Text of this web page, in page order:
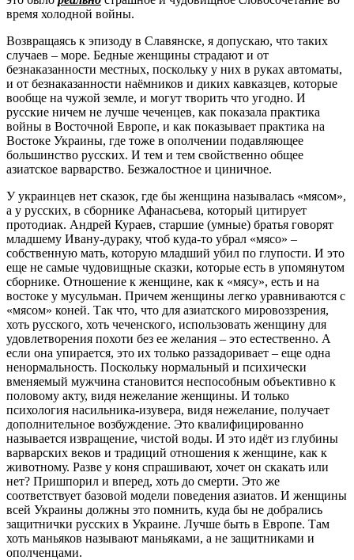
время холодной войны.
Возвращаясь к эпизоду в Славянске, я допускаю, что таких
случаев – море. Бедные женщины страдают и от
безнаказанности местных, поскольку у них в руках автоматы,
и от безнаказанности наёмников и диких кавказцев, которые
вообще на чужой земле, и могут творить что угодно. И
русские ничем не лучше чеченцев, как показала практика
войны в Восточной Европе, и как показывает практика на
Востоке Украины, где тоже в ополчении подавляющее
большинство русских. И тем и тем свойственно общее
азиатское варварство. Безжалостное и циничное.
У украинцев нет сказок, где бы женщина называлась «мясом»,
а у русских, в сборнике Афанасьева, который цитирует
протодиак. Андрей Кураев, старшие (умные) братья говорят
младшему Ивану-дураку, чтоб куда-то убрал «мясо» –
собственную мать, которую младший убил по глупости. И это
еще не самые чудовищные сказки, которые есть в упомянутом
сборнике. Отношение к женщине, как к «мясу», есть и на
востоке у мусульман. Причем женщины легко уравниваются с
«мясом» коней. Так что, что для азиатского мировоззрения,
хоть русского, хоть чеченского, использовать женщину для
удовлетворения похоти без ее желания – это естественно. А
если она упирается, это их только раззадоривает – еще одна
ненормальность. Поскольку нормальный и психически
вменяемый мужчина становится неспособным объективно к
половому акту, видя нежелание женщины. И только
психология насильника-изувера, видя нежелание, получает
дополнительное возбуждение. Это квалифицированно
называется извращение, чистой воды. И это идёт из глубины
варварских веков и традиций отношения к женщине, как к
животному. Разве у коня спрашивают, хочет он скакать или
нет? Пришпорил и вперед, хоть до смерти. Это же
соответствует базовой модели поведения азиатов. И женщины
всей Украины должны это помнить, куда бы не добрались
защитнички русских в Украине. Лучше быть в Европе. Там
хоть маньяков называют маньяками, а не защитниками и
ополченцами.